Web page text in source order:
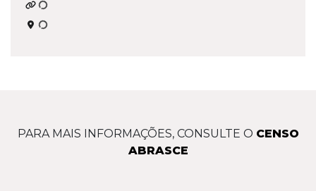
PARA MAIS INFORMAÇÕES, CONSULTE O CENSO
ABRASCE